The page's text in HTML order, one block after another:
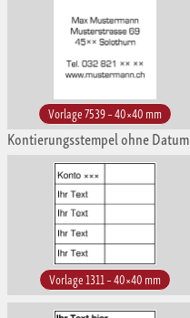
Vorlage 7539 – 40×40 mm
Kontierungsstempel ohne Datum
Vorlage 1311 – 40×40 mm